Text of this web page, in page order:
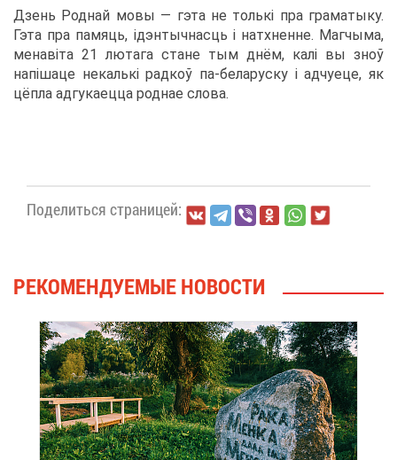
Дзень Род­най мо­вы — гэта не толькі пра гра­ма­ты­ку.
Гэта пра па­мя­ць, ідэн­тыч­на­сць і на­тх­ненне. Маг­чы­ма,
ме­навіта 21 лю­та­га стане тым днём, калі вы зноў
напіша­це некалькі рад­коў па-бе­ла­рус­ку і ад­чу­е­це, як
цёп­ла ад­гу­ка­ец­ца род­нае сло­ва.
По­де­лить­ся стра­ни­цей:
РЕ­КО­МЕН­ДУ­Е­МЫЕ НО­ВО­СТИ